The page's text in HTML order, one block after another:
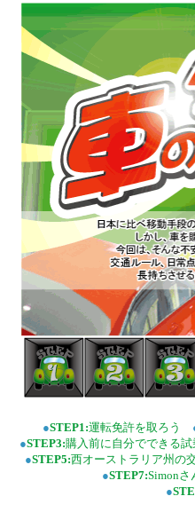
●STEP1:運転免許を取ろう
●STEP3:購入前に自分でできる
●STEP5:西オーストラリア州の
●STEP7:Simonさ
●